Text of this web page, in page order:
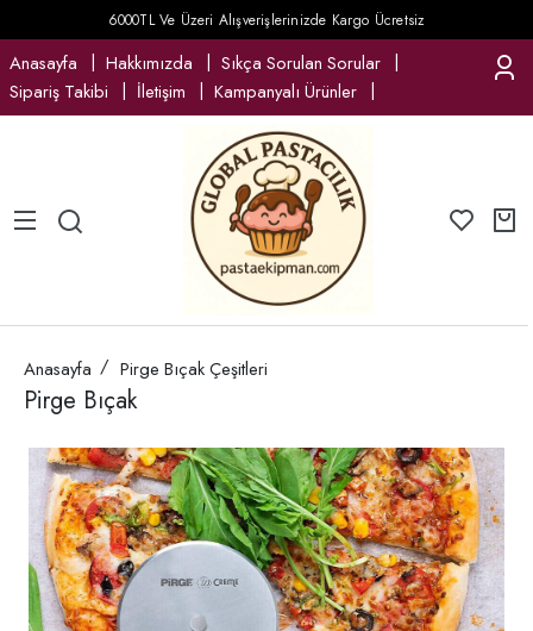
6000TL Ve Üzeri Alışverişlerinizde Kargo Ücretsiz
Anasayfa Hakkımızda
Sıkça Sorulan Sorular
Sipariş Takibi
İletişim Kampanyalı Ürünler
Anasayfa Pirge Bıçak Çeşitleri
Pirge Bıçak